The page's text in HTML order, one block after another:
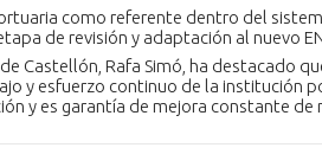
como referente dentro del
de revisión y adaptación al nuevo
Castellón, Rafa Simó, ha destacado
y esfuerzo continuo de la institución
y es garantía de mejora constante de